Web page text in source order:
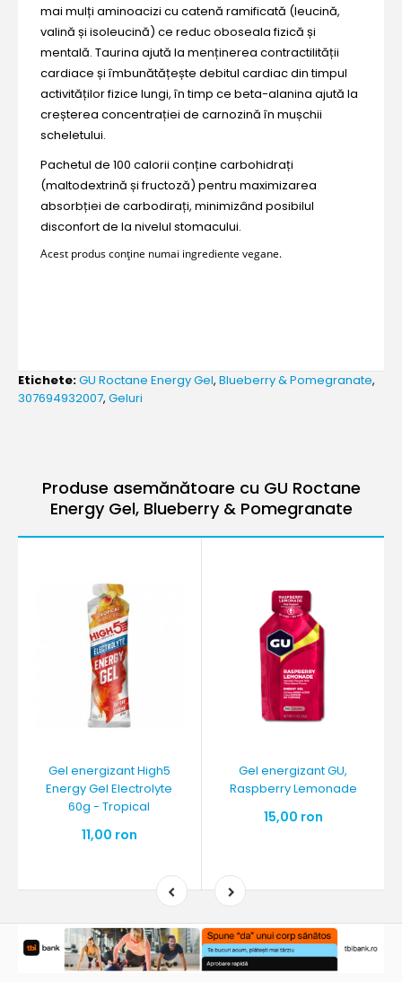
mai mulți aminoacizi cu catenă ramificată (leucină,
valină și isoleucină) ce reduc oboseala fizică și
mentală. Taurina ajută la menținerea contractilității
cardiace și îmbunătățește debitul cardiac din timpul
activităților fizice lungi, în timp ce beta-alanina ajută la
creșterea concentrației de carnozină în mușchii
scheletului.
Pachetul de 100 calorii conține carbohidrați
(maltodextrină și fructoză) pentru maximizarea
absorbției de carbodirați, minimizând posibilul
disconfort de la nivelul stomacului.
Acest produs conține numai ingrediente vegane.
Etichete:GU Roctane Energy Gel, Blueberry & Pomegranate,
307694932007, Geluri
Produse asemănătoare cu GU Roctane
Energy Gel, Blueberry & Pomegranate
Gel energizant High5
Energy Gel Electrolyte
60g - Tropical
11,00 ron
Gel energizant GU,
Raspberry Lemonade
15,00 ron